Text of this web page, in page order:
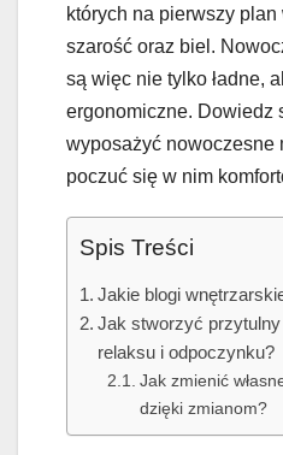
których na pierwszy
szarość oraz biel.
są więc nie tylko ładne,
ergonomiczne. Dowiedz
wyposażyć nowoczesne
poczuć się w nim
Spis Treści
Jakie blogi
Jak stworzyć
relaksu i odpoczynku?
Jak zmienić
dzięki zmianom?